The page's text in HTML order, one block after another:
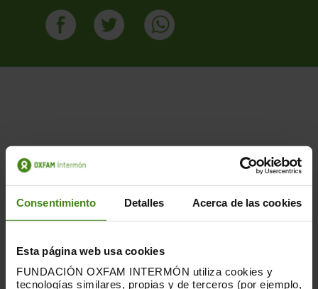
Consentimiento Detalles Acerca de las cookies
Esta página web usa cookies
FUNDACIÓN OXFAM INTERMÓN utiliza cookies y
tecnologías similares, propias y de terceros (por ejemplo,
Publicacions Relacionades